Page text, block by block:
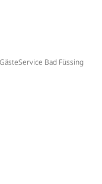
Bad Füssing